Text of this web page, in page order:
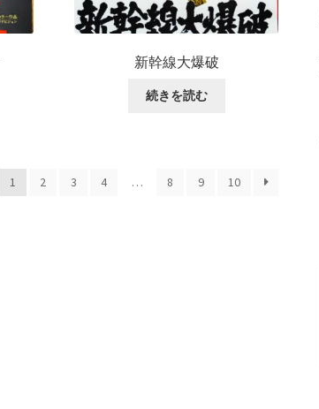
新幹線大爆破
続きを読む
1 2 3 4 … 8 9 10